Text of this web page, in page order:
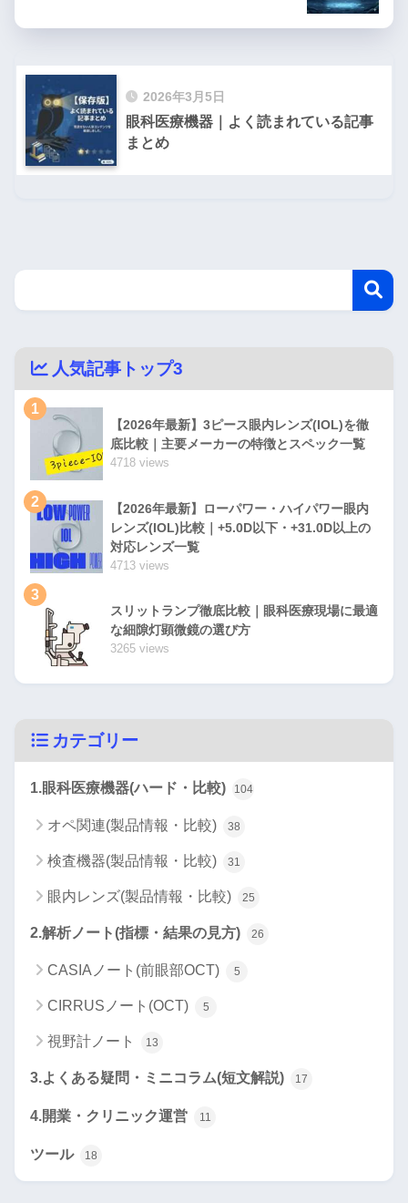
2026年3月5日
眼科医療機器｜よく読まれている記事
まとめ
人気記事トップ3
1
【2026年最新】3ピース眼内レンズ(IOL)を徹
底比較｜主要メーカーの特徴とスペック一覧
4718 views
2
【2026年最新】ローパワー・ハイパワー眼内
レンズ(IOL)比較｜+5.0D以下・+31.0D以上の
対応レンズ一覧
4713 views
3
スリットランプ徹底比較｜眼科医療現場に最適
な細隙灯顕微鏡の選び方
3265 views
カテゴリー
1.眼科医療機器(ハード・比較) 104
オペ関連(製品情報・比較) 38
検査機器(製品情報・比較) 31
眼内レンズ(製品情報・比較) 25
2.解析ノート(指標・結果の見方) 26
CASIAノート(前眼部OCT) 5
CIRRUSノート(OCT) 5
視野計ノート 13
3.よくある疑問・ミニコラム(短文解説) 17
4.開業・クリニック運営 11
ツール 18